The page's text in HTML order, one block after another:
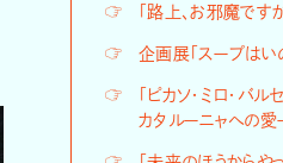
☞
「路上、お邪魔です
☞
企画展「スープはい
☞
「ピカソ・ミロ・バ
カタルーニャへの愛